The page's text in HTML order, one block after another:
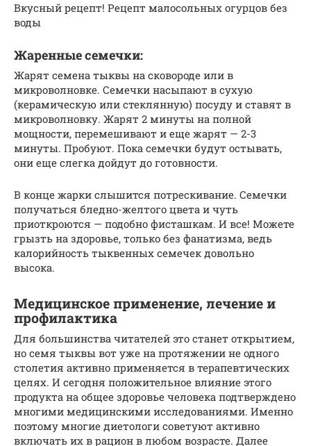
Вкусный рецепт! Рецепт малосольных огурцов без
воды
Жаренные семечки:
Жарят семена тыквы на сковороде или в
микроволновке. Семечки насыпают в сухую
(керамическую или стеклянную) посуду и ставят в
микроволновку. Жарят 2 минуты на полной
мощности, перемешивают и еще жарят — 2-3
минуты. Пробуют. Пока семечки будут остывать,
они еще слегка дойдут до готовности.
В конце жарки слышится потрескивание. Семечки
получаться бледно-желтого цвета и чуть
приоткроются — подобно фисташкам. И все! Можете
грызть на здоровье, только без фанатизма, ведь
калорийность тыквенных семечек довольно
высока.
Медицинское применение, лечение и
профилактика
Для большинства читателей это станет открытием,
но семя тыквы вот уже на протяжении не одного
столетия активно применяется в терапевтических
целях. И сегодня положительное влияние этого
продукта на общее здоровье человека подтверждено
многими медицинскими исследованиями. Именно
поэтому многие диетологи советуют активно
включать их в рацион в любом возрасте. Далее